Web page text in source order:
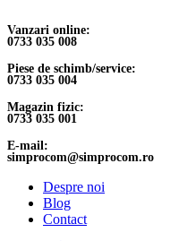
Vanzari online:
0733 035 008
Piese de schimb/service:
0733 035 004
Magazin fizic:
0733 035 001
E-mail:
simprocom@simprocom.ro
Despre noi
Blog
Contact